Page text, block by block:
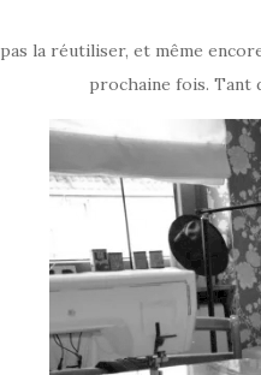
la réutiliser, et même
prochaine fois. Tant